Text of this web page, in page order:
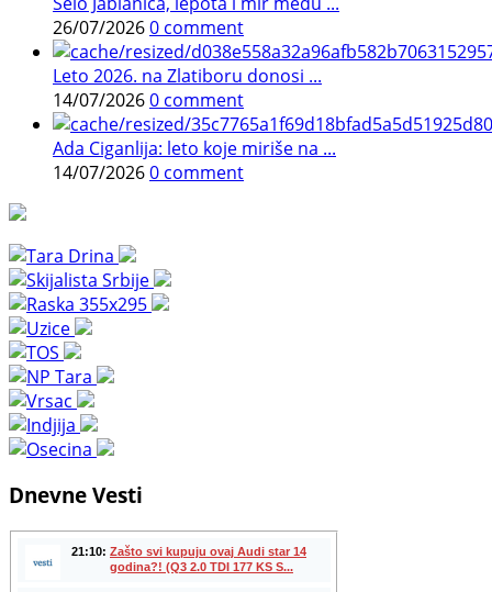
26/07/20260 comment
Leto 2026. na Zlatiboru donosi ...
14/07/20260 comment
Ada Ciganlija: leto koje miriše na ...
14/07/20260 comment
Dnevne Vesti